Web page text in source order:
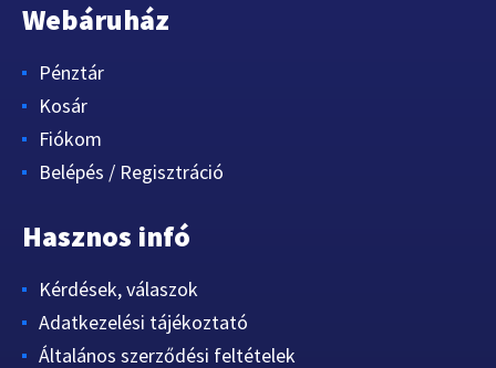
Webáruház
Pénztár
Kosár
Fiókom
Belépés / Regisztráció
Hasznos infó
Kérdések, válaszok
Adatkezelési tájékoztató
Általános szerződési feltételek